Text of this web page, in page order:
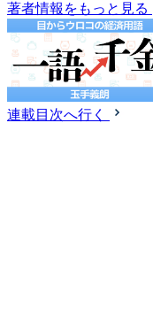
著者情報をもっと見る
連載目次へ行く